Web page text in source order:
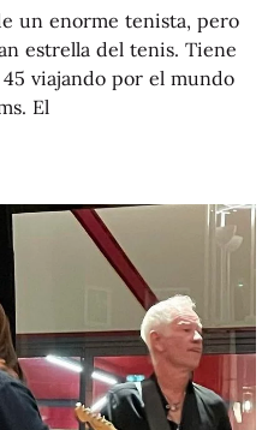
un enorme tenista, pero
estrella del tenis. Tiene
45 viajando por el mundo
El